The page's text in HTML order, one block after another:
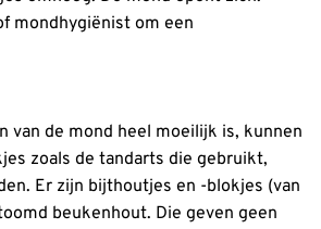
mondhygiënist om een
van de mond heel moeilijk is, kunnen
zoals de tandarts die gebruikt,
Er zijn bijthoutjes en -blokjes (van
beukenhout. Die geven geen